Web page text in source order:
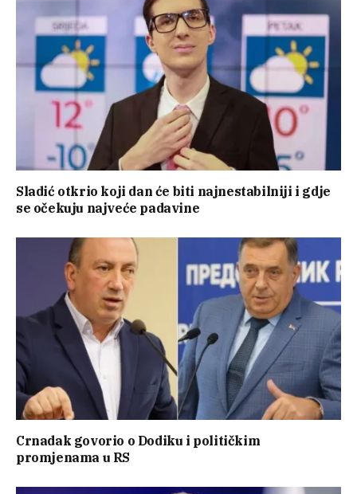
Sladić otkrio koji dan će biti najnestabilniji i gdje
se očekuju najveće padavine
Crnadak govorio o Dodiku i političkim
promjenama u RS